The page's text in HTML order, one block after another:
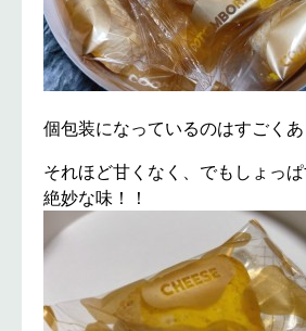
個包装になっているのはすごくあ
それほど甘くなく、でもしょっぱ
絶妙な味！！